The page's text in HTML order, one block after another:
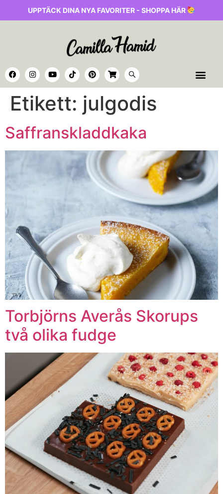
UPPTÄCK DINA NYA FAVORITER - SHOPPA HÄR
Etikett: julgodis
Saffranskladdkaka
Torbjörns Averås Skorups
två olika fudge